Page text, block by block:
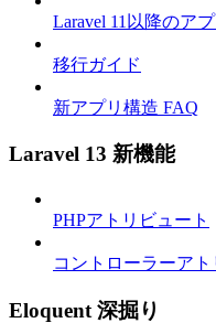
Laravel 11以降のア
移行ガイド
新アプリ構造 FAQ
Laravel 13 新機能
PHPアトリビュート
コントローラーアト
Eloquent 深掘り